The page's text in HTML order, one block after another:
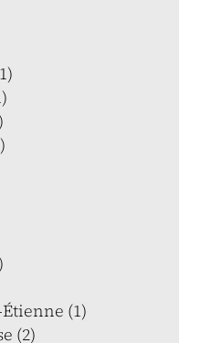
(1)
(2)